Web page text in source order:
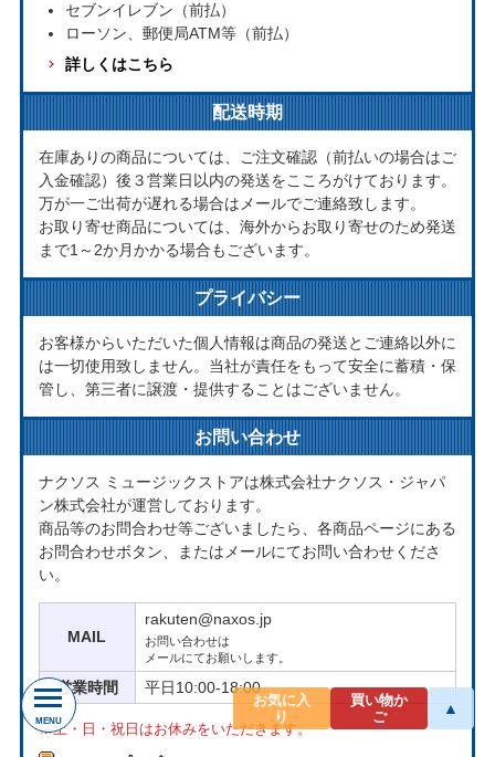
セブンイレブン（前払）
ローソン、郵便局ATM等（前払）
詳しくはこちら
配送時期
在庫ありの商品については、ご注文確認（前払いの場合はご
入金確認）後３営業日以内の発送をこころがけております。
万が一ご出荷が遅れる場合はメールでご連絡致します。
お取り寄せ商品については、海外からお取り寄せのため発送
まで1～2か月かかる場合もございます。
プライバシー
お客様からいただいた個人情報は商品の発送とご連絡以外に
は一切使用致しません。当社が責任をもって安全に蓄積・保
管し、第三者に譲渡・提供することはございません。
お問い合わせ
ナクソス ミュージックストアは株式会社ナクソス・ジャパ
ン株式会社が運営しております。
商品等のお問合わせ等ございましたら、各商品ページにある
お問合わせボタン、またはメールにてお問い合わせくださ
い。
MAIL
rakuten@naxos.jp
お問い合わせは
メールにてお願いします。
営業時間 平日10:00-18:00
※土・日・祝日はお休みをいただきます。
MENU
お気に入
り
買い物か
ご
▲